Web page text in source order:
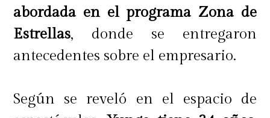
abordada en el programa Zona de
Estrellas, donde se entregaron
antecedentes sobre el empresario.
Según se reveló en el espacio de